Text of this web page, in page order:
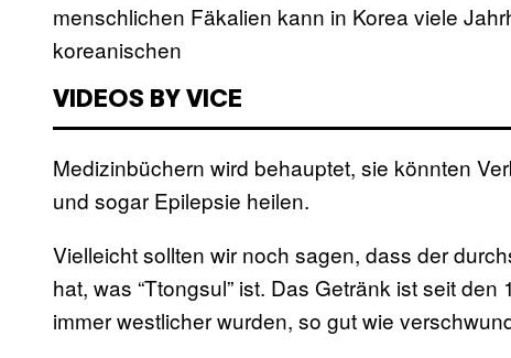
menschlichen Fäkalien kann in Korea viele
koreanischen
VIDEOS BY VICE
Medizinbüchern wird behauptet, sie könnten
und sogar Epilepsie heilen.
Vielleicht sollten wir noch sagen, dass der
hat, was “Ttongsul” ist. Das Getränk ist seit
immer westlicher wurden, so gut wie